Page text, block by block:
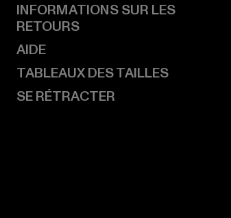
INFORMATIONS SUR LES
RETOURS
AIDE
TABLEAUX DES TAILLES
SE RÉTRACTER